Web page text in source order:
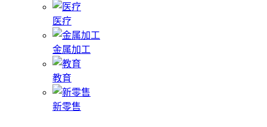
医疗
金属加工
教育
新零售